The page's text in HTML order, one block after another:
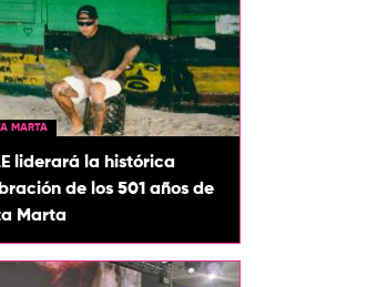
MARTA
liderará la histórica
de los 501 años de
Marta